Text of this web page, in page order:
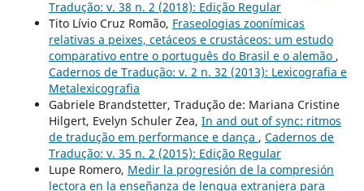
Tradução: v. 38 n. 2 (2018): Edição Regular
Tito Lívio Cruz Romão, Fraseologias zoonímicas
relativas a peixes, cetáceos e crustáceos: um estudo
comparativo entre o português do Brasil e o alemão ,
Cadernos de Tradução: v. 2 n. 32 (2013): Lexicografia e
Metalexicografia
Gabriele Brandstetter, Tradução de: Mariana Cristine
Hilgert, Evelyn Schuler Zea, In and out of sync: ritmos
de tradução em performance e dança , Cadernos de
Tradução: v. 35 n. 2 (2015): Edição Regular
Lupe Romero, Medir la progresión de la compresión
lectora en la enseñanza de lengua extranjera para